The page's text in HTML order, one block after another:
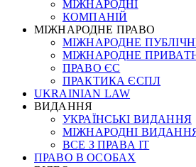
МІЖНАРОДНІ
КОМПАНІЙ
МІЖНАРОДНЕ ПРАВО
МІЖНАРОДНЕ
МІЖНАРОДНЕ
ПРАВО ЄС
ПРАКТИКА ЄСПЛ
UKRAINIAN LAW
ВИДАННЯ
УКРАЇНСЬКІ ВИДАННЯ
МІЖНАРОДНІ
ВСЕ З ПРАВА ІТ
ПРАВО В ОСОБАХ